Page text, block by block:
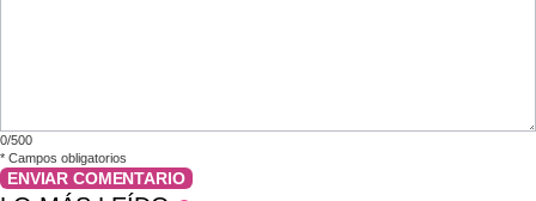
0/500
* Campos obligatorios
ENVIAR COMENTARIO